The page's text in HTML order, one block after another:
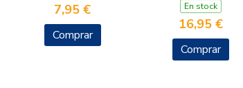
7,95 €
Comprar
En stock
16,95 €
Comprar